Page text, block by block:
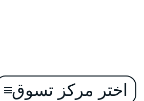
تخطىاختر مركز تسوق